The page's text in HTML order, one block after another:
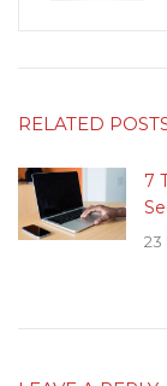
RELATED
7
23